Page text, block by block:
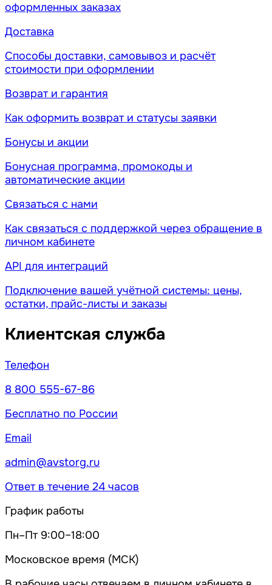
оформленных заказах
Доставка
Способы доставки, самовывоз и расчёт
стоимости при оформлении
Возврат и гарантия
Как оформить возврат и статусы заявки
Бонусы и акции
Бонусная программа, промокоды и
автоматические акции
Связаться с нами
Как связаться с поддержкой через обращение в
личном кабинете
API для интеграций
Подключение вашей учётной системы: цены,
остатки, прайс-листы и заказы
Клиентская служба
Телефон
8 800 555-67-86
Бесплатно по России
Email
admin@avstorg.ru
Ответ в течение 24 часов
График работы
Пн–Пт 9:00–18:00
Московское время (МСК)